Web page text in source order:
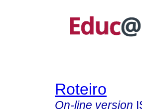
Roteiro
On-line version